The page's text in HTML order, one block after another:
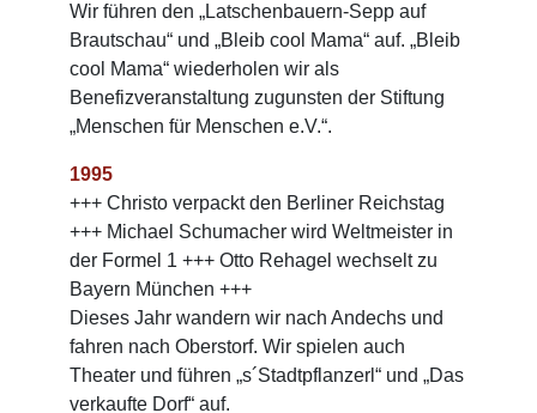
Wir führen den „Latschenbauern-Sepp auf
Brautschau“ und „Bleib cool Mama“ auf. „Bleib
cool Mama“ wiederholen wir als
Benefizveranstaltung zugunsten der Stiftung
„Menschen für Menschen e.V.“.
1995
+++ Christo verpackt den Berliner Reichstag
+++ Michael Schumacher wird Weltmeister in
der Formel 1 +++ Otto Rehagel wechselt zu
Bayern München +++
Dieses Jahr wandern wir nach Andechs und
fahren nach Oberstorf. Wir spielen auch
Theater und führen „s´Stadtpflanzerl“ und „Das
verkaufte Dorf“ auf.